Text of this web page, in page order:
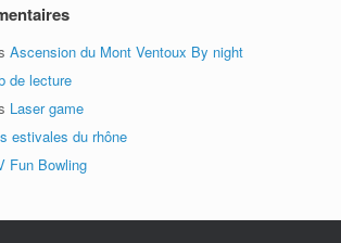
Ascension du Mont Ventoux By night
de lecture
Laser game
estivales du rhône
Fun Bowling